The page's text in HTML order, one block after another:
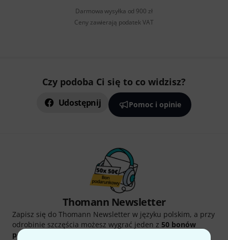
Darmowa wysyłka od 900 zł
Ceny zawierają podatek VAT
Czy podoba Ci się to co widzisz?
Udostępnij Pomoc i opinie
Thomann Newsletter
Zapisz się do Thomann Newsletter w języku polskim, a przy
odrobinie szczęścia możesz wygrać jeden z 50 bonów
podarunkowych